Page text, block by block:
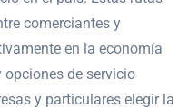
comerciantes y
en la economía
opciones de servicio
y particulares elegir la